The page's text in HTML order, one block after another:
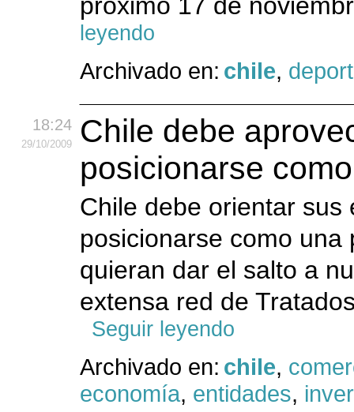
próximo 17 de
leyendo
Archivado en: chile,
18:24
29/10/2009
Chile debe
posicionarse
Chile debe orientar sus
posicionarse como
quieran dar el salto a
extensa red de
Seguir leyendo
Archivado en: chile,
economía, entidades,